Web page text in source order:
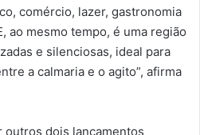
comércio, lazer, gastronomia
ao mesmo tempo, é uma região
e silenciosas, ideal para
a calmaria e o agito”, afirma
outros dois lançamentos